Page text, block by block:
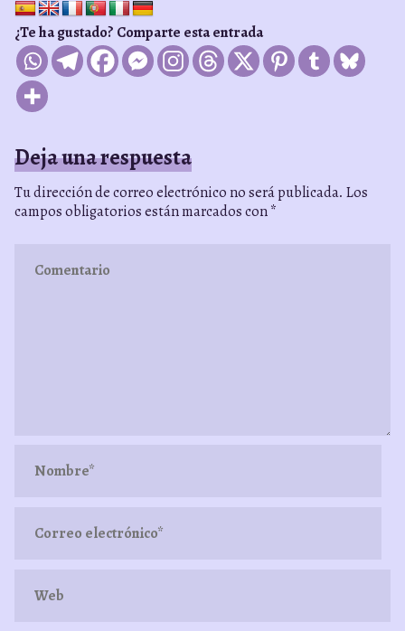
¿Te ha gustado? Comparte esta entrada
Deja una respuesta
Tu dirección de correo electrónico no será publicada. Los
campos obligatorios están marcados con*